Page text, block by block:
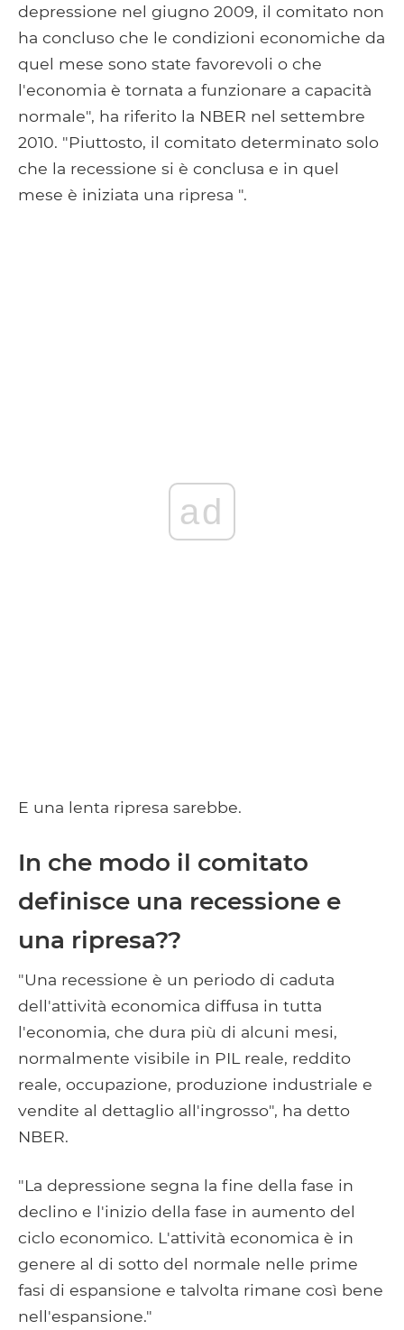
depressione nel giugno 2009, il comitato non
ha concluso che le condizioni economiche da
quel mese sono state favorevoli o che
l'economia è tornata a funzionare a capacità
normale", ha riferito la NBER nel settembre
2010. "Piuttosto, il comitato determinato solo
che la recessione si è conclusa e in quel
mese è iniziata una ripresa ".
ad
E una lenta ripresa sarebbe.
In che modo il comitato
definisce una recessione e
una ripresa??
"Una recessione è un periodo di caduta
dell'attività economica diffusa in tutta
l'economia, che dura più di alcuni mesi,
normalmente visibile in PIL reale, reddito
reale, occupazione, produzione industriale e
vendite al dettaglio all'ingrosso", ha detto
NBER.
"La depressione segna la fine della fase in
declino e l'inizio della fase in aumento del
ciclo economico. L'attività economica è in
genere al di sotto del normale nelle prime
fasi di espansione e talvolta rimane così bene
nell'espansione."